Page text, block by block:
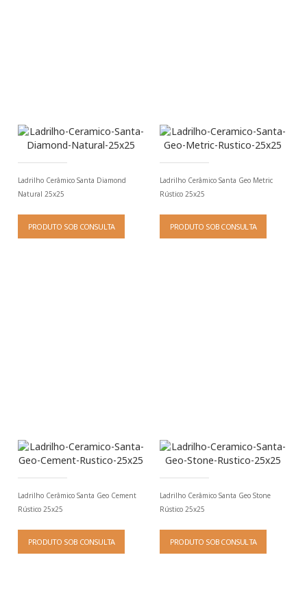
Ladrilho Cerâmico Santa Diamond
Natural 25x25
PRODUTO SOB CONSULTA
Ladrilho Cerâmico Santa Geo Metric
Rústico 25x25
PRODUTO SOB CONSULTA
Ladrilho Cerâmico Santa Geo Cement
Rústico 25x25
PRODUTO SOB CONSULTA
Ladrilho Cerâmico Santa Geo Stone
Rústico 25x25
PRODUTO SOB CONSULTA